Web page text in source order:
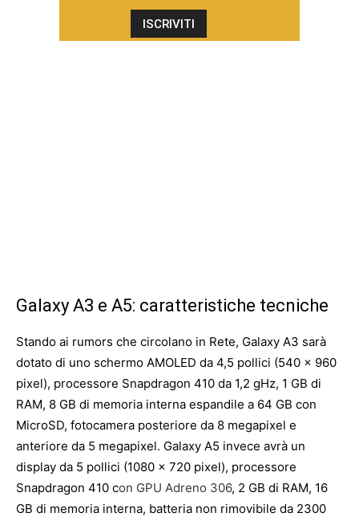
Galaxy A3 e A5: caratteristiche tecniche
Stando ai rumors che circolano in Rete, Galaxy A3 sarà
dotato di uno schermo AMOLED da 4,5 pollici (540 x 960
pixel), processore Snapdragon 410 da 1,2 gHz, 1 GB di
RAM, 8 GB di memoria interna espandile a 64 GB con
MicroSD, fotocamera posteriore da 8 megapixel e
anteriore da 5 megapixel. Galaxy A5 invece avrà un
display da 5 pollici (1080 x 720 pixel), processore
Snapdragon 410 con GPU Adreno 306, 2 GB di RAM, 16
GB di memoria interna, batteria non rimovibile da 2300